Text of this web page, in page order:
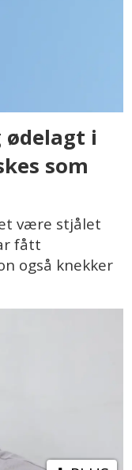
ødelagt i
som
være stjålet
fått
også knekker